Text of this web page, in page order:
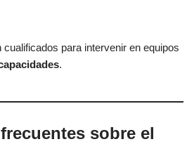
para intervenir en equipos
.
sobre el